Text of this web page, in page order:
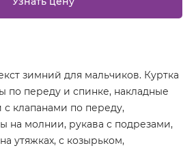
зимний для мальчиков. Куртка
по переду и спинке, накладные
клапанами по переду,
на молнии, рукава с подрезами,
утяжках, с козырьком,